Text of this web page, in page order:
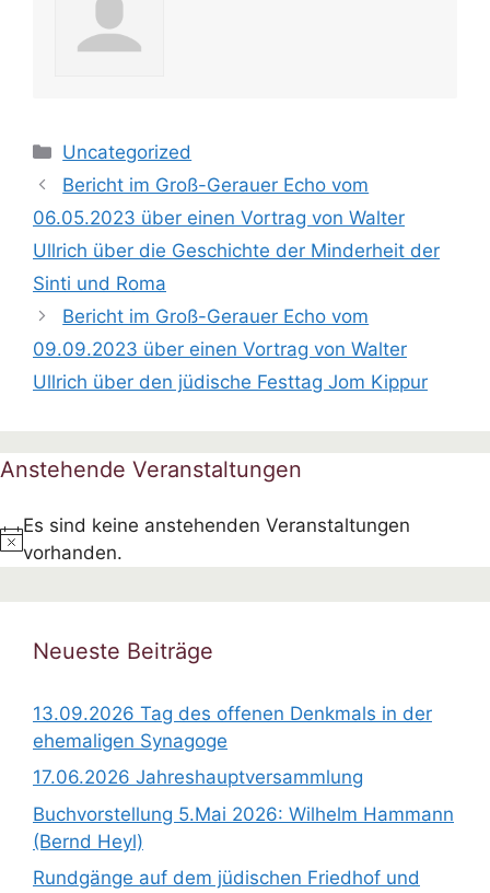
Kategorien
Uncategorized
Bericht im Groß-Gerauer Echo vom
06.05.2023 über einen Vortrag von Walter
Ullrich über die Geschichte der Minderheit der
Sinti und Roma
Bericht im Groß-Gerauer Echo vom
09.09.2023 über einen Vortrag von Walter
Ullrich über den jüdische Festtag Jom Kippur
Anstehende Veranstaltungen
H
n
Es sind keine anstehenden Veranstaltungen
vorhanden.
Neueste Beiträge
13.09.2026 Tag des offenen Denkmals in der
ehemaligen Synagoge
17.06.2026 Jahreshauptversammlung
Buchvorstellung 5.Mai 2026: Wilhelm Hammann
(Bernd Heyl)
Rundgänge auf dem jüdischen Friedhof und